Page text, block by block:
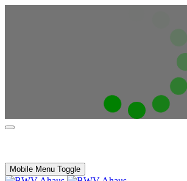
Mobile Menu Toggle